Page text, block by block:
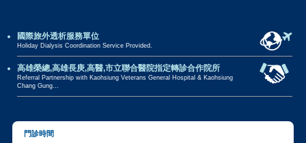
國際旅外透析服務單位
Holiday Dialysis Coordination Service Provided.
高雄榮總,高雄長庚,高醫,市立聯合醫院指定轉診合作院所
Referral Partnership with Kaohsiung Veterans General Hospital & Kaohsiung
Chang Gung...
門診時間